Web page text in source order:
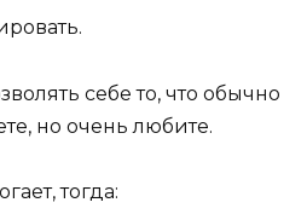
себе то, что обычно
но очень любите.
тогда: